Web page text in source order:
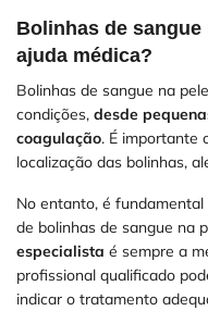
Bolinhas de
ajuda médica?
Bolinhas de sangue na
condições, desde
coagulação. É importante
localização das bolinhas,
No entanto, é
de bolinhas de sangue na
especialista é sempre a
profissional qualificado
indicar o tratamento